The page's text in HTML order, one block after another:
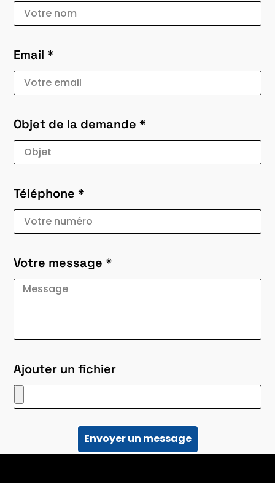
Email *
Objet de la demande *
Téléphone *
Votre message *
Ajouter un fichier
Envoyer un message